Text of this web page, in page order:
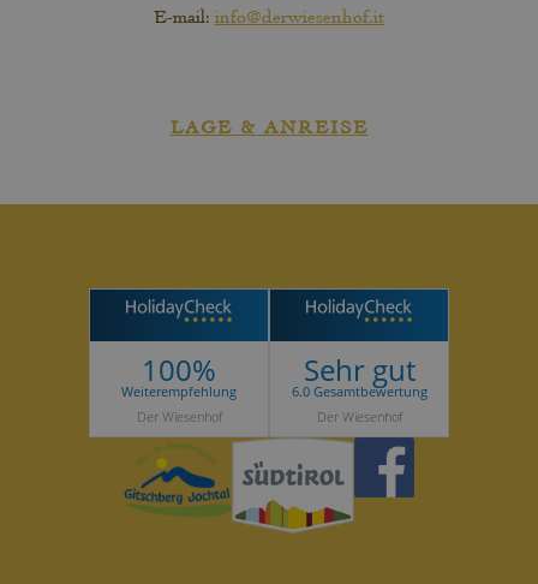
E-mail: info@derwiesenhof.it
LAGE & ANREISE
100%
Weiterempfehlung
Der Wiesenhof
Sehr gut
6.0 Gesamtbewertung
Der Wiesenhof